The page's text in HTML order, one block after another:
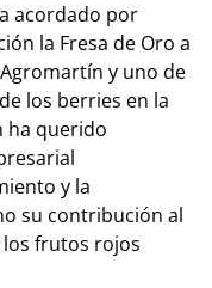
acordado por
la Fresa de Oro a
y uno de
los berries en la
ha querido
y la
su contribución al
frutos rojos